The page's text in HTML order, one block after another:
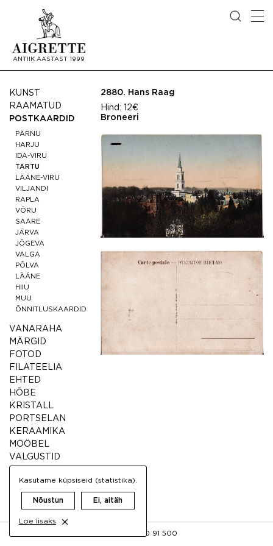
ANTIIK AASTAST 1999
KUNST
RAAMATUD
POSTKAARDID
PÄRNU
HARJU
IDA-VIRU
TARTU
LÄÄNE-VIRU
VILJANDI
RAPLA
VÕRU
SAARE
JÄRVA
JÕGEVA
VALGA
PÕLVA
LÄÄNE
HIIU
MUU
ÕNNITLUSKAARDID
VANARAHA
MÄRGID
FOTOD
FILATEELIA
EHTED
HÕBE
KRISTALL
PORTSELAN
KERAAMIKA
MÖÖBEL
VALGUSTID
MUU ANTIIK
VINTAGE
2880. Hans Raag
Hind:
12€
Broneeri
+372 50 91 500
Kasutame küpsiseid (statistika).
Nõustun Ei, aitäh
Loe lisaks